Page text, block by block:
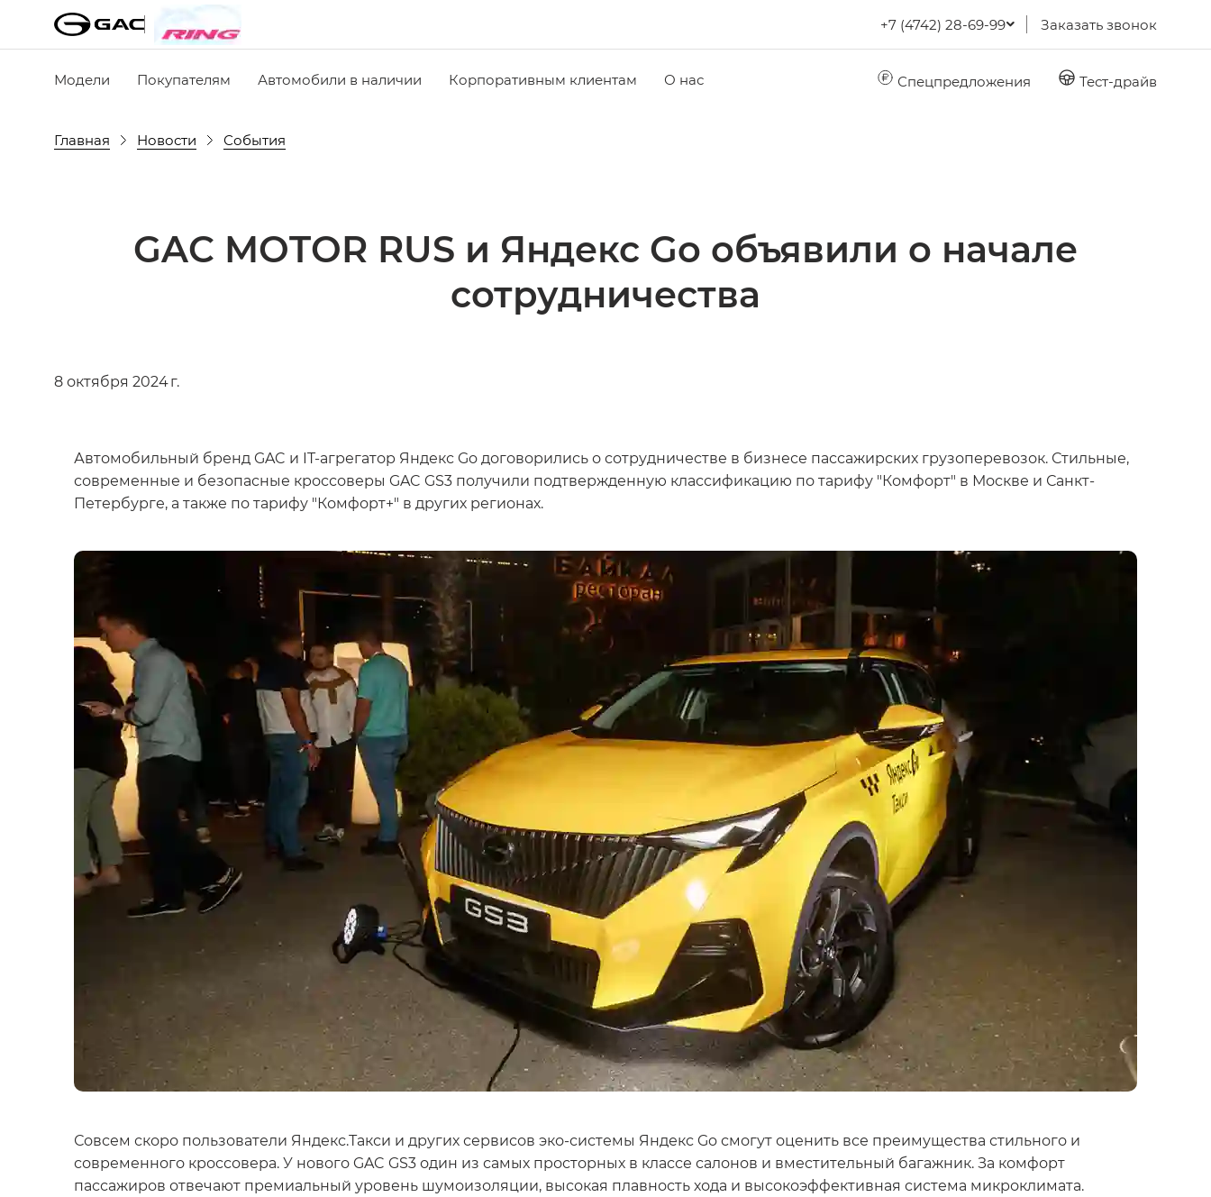
+7 (4742) 28-69-99 Заказать звонок
Модели Покупателям Автомобили в наличии Корпоративным клиентам О нас Спецпредложения Тест-драйв
Главная Новости События
GAC MOTOR RUS и Яндекс Go объявили о начале
сотрудничества
8 октября 2024 г.
Автомобильный бренд GAC и IT-агрегатор Яндекс Go договорились о сотрудничестве в бизнесе пассажирских грузоперевозок. Стильные,
современные и безопасные кроссоверы GAC GS3 получили подтвержденную классификацию по тарифу "Комфорт" в Москве и Санкт-
Петербурге, а также по тарифу "Комфорт+" в других регионах.
Совсем скоро пользователи Яндекс.Такси и других сервисов эко-системы Яндекс Go смогут оценить все преимущества стильного и
современного кроссовера. У нового GAC GS3 один из самых просторных в классе салонов и вместительный багажник. За комфорт
пассажиров отвечают премиальный уровень шумоизоляции, высокая плавность хода и высокоэффективная система микроклимата.